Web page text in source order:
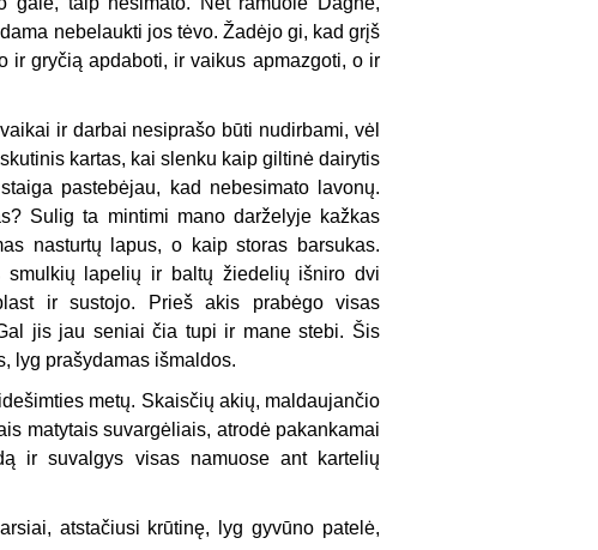
nebelaukti jos tėvo. Žadėjo gi, kad grįš
ir gryčią apdaboti, ir vaikus apmazgoti, o ir
ir darbai nesiprašo būti nudirbami, vėl
kartas, kai slenku kaip giltinė dairytis
pastebėjau, kad nebesimato lavonų.
Sulig ta mintimi mano darželyje kažkas
nasturtų lapus, o kaip storas barsukas.
smulkių lapelių ir baltų žiedelių išniro dvi
ir sustojo. Prieš akis prabėgo visas
jis jau seniai čia tupi ir mane stebi. Šis
lyg prašydamas išmaldos.
metų. Skaisčių akių, maldaujančio
matytais suvargėliais, atrodė pakankamai
ir suvalgys visas namuose ant kartelių
atstačiusi krūtinę, lyg gyvūno patelė,